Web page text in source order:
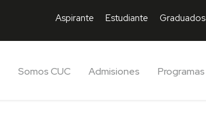
Aspirante Estudiante Graduados
Somos CUC Admisiones Programas